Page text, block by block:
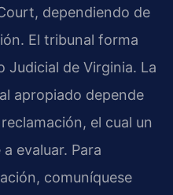
dependiendo de
El tribunal forma
de Virginia. La
apropiado depende
el cual un
evaluar. Para
comuníquese